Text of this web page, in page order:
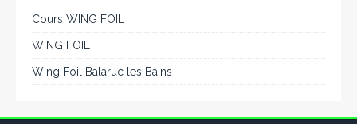
Cours WING FOIL
WING FOIL
Wing Foil Balaruc les Bains